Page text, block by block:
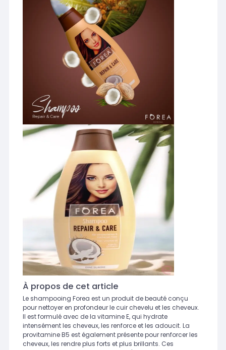
À propos de cet article
Le shampooing Forea est un produit de beauté conçu
pour nettoyer en profondeur le cuir chevelu et les cheveux.
Il est formulé avec de la vitamine E, qui hydrate
intensément les cheveux, les renforce et les adoucit. La
provitamine B5 est également présente pour renforcer les
cheveux, les rendre plus forts et plus brillants. Ces